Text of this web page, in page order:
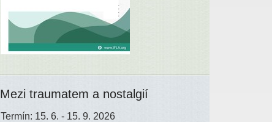
Mezi traumatem a nostalgií
Termín: 15. 6. - 15. 9. 2026